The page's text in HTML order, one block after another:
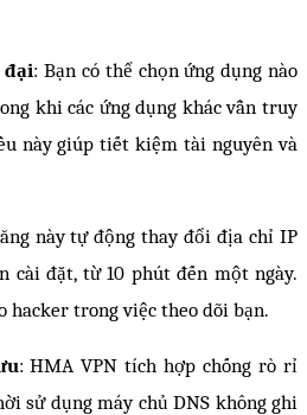
đại: Bạn có thể chọn ứng dụng nào
khi các ứng dụng khác vẫn truy
này giúp tiết kiệm tài nguyên và
này tự động thay đổi địa chỉ IP
cài đặt, từ 10 phút đến một ngày.
hacker trong việc theo dõi bạn.
: HMA VPN tích hợp chống rò rỉ
sử dụng máy chủ DNS không ghi